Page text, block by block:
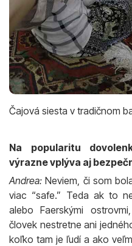
Čajová siesta v tradičnom
Na popularitu
výrazne vplýva aj
Andrea:Neviem, či som
viac “safe.” Teda ak to
alebo Faerskými
človek nestretne ani
koľko tam je ľudí a ako